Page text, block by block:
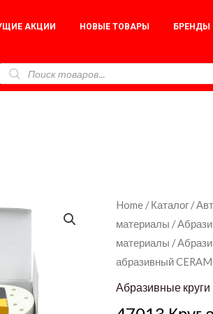
АКЦИИ НОВЫЕ ТОВАРЫ БРЕНДЫ
Home /Каталог /
материалы /
материалы /
абразивный
Абразивные круги
47013
Круг
абразивный
CERAMIC
№800
Chamaleon